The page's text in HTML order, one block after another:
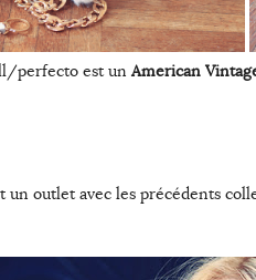
perfecto est un American
un outlet avec les précédents